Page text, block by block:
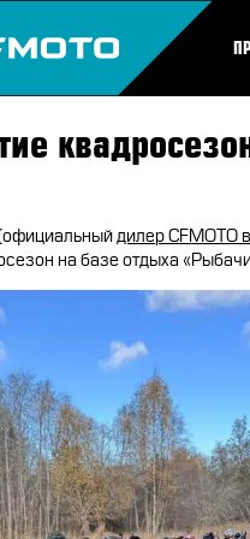
дилер CFMOTO
на базе отдыха